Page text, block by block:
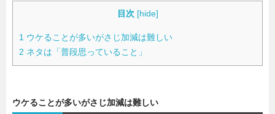
暮らし
目次 [hide]
1 ウケることが多いがさじ加減は難しい
2 ネタは「普段思っていること」
ウケることが多いがさじ加減は難しい